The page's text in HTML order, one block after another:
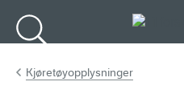
Kjøretøyopplysninger